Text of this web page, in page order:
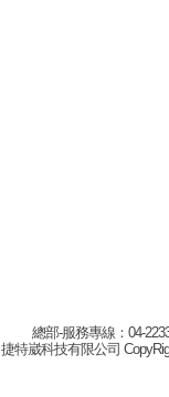
總部-服務專線：04-
捷特崴科技有限公司